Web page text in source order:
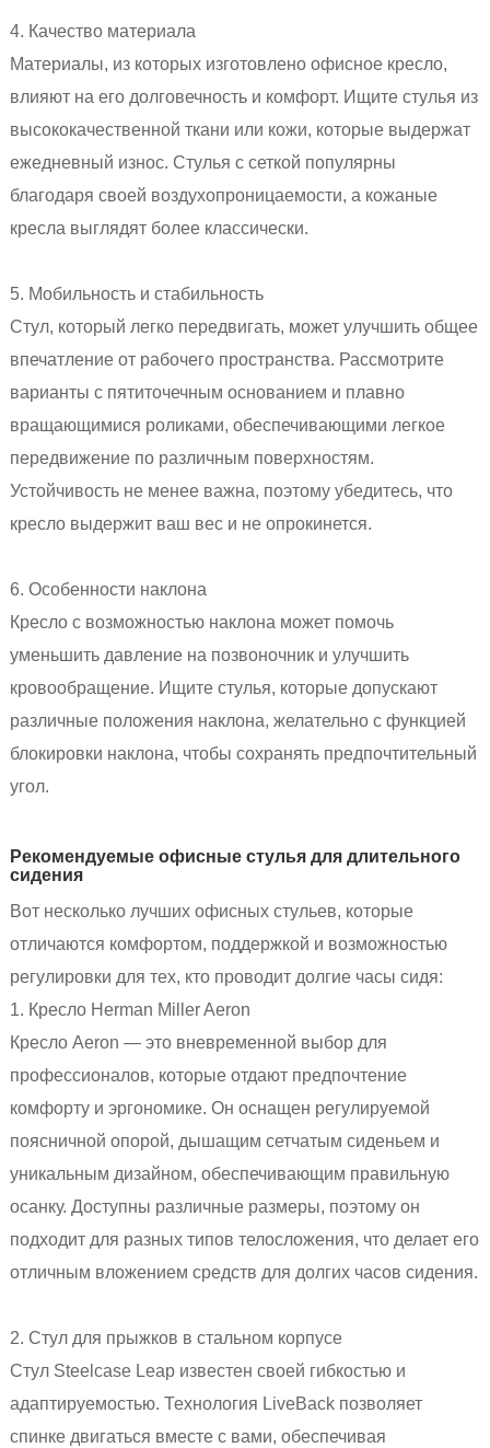
4. Качество материала
Материалы, из которых изготовлено офисное кресло,
влияют на его долговечность и комфорт. Ищите стулья из
высококачественной ткани или кожи, которые выдержат
ежедневный износ. Стулья с сеткой популярны
благодаря своей воздухопроницаемости, а кожаные
кресла выглядят более классически.
5. Мобильность и стабильность
Стул, который легко передвигать, может улучшить общее
впечатление от рабочего пространства. Рассмотрите
варианты с пятиточечным основанием и плавно
вращающимися роликами, обеспечивающими легкое
передвижение по различным поверхностям.
Устойчивость не менее важна, поэтому убедитесь, что
кресло выдержит ваш вес и не опрокинется.
6. Особенности наклона
Кресло с возможностью наклона может помочь
уменьшить давление на позвоночник и улучшить
кровообращение. Ищите стулья, которые допускают
различные положения наклона, желательно с функцией
блокировки наклона, чтобы сохранять предпочтительный
угол.
Рекомендуемые офисные стулья для длительного
сидения
Вот несколько лучших офисных стульев, которые
отличаются комфортом, поддержкой и возможностью
регулировки для тех, кто проводит долгие часы сидя:
1. Кресло Herman Miller Aeron
Кресло Aeron — это вневременной выбор для
профессионалов, которые отдают предпочтение
комфорту и эргономике. Он оснащен регулируемой
поясничной опорой, дышащим сетчатым сиденьем и
уникальным дизайном, обеспечивающим правильную
осанку. Доступны различные размеры, поэтому он
подходит для разных типов телосложения, что делает его
отличным вложением средств для долгих часов сидения.
2. Стул для прыжков в стальном корпусе
Стул Steelcase Leap известен своей гибкостью и
адаптируемостью. Технология LiveBack позволяет
спинке двигаться вместе с вами, обеспечивая